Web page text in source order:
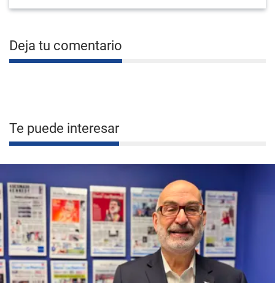
Deja tu comentario
Te puede interesar